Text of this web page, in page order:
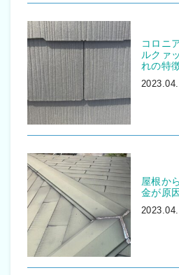
コロニ
ルクァ
れの特
屋根か
金が原